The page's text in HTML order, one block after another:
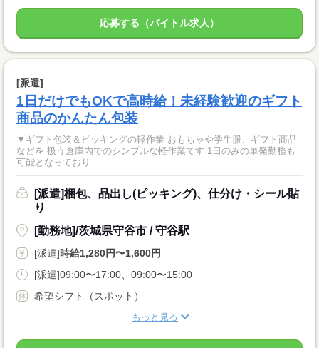
応募する（バイトル求人）
[派遣]
1日だけでもOKで高時給！未経験歓迎のギフト
商品のかんたん包装
▼ギフト包装＆ピッキングの軽作業 おもちゃや学生服、ギフト商品
などを 扱う倉庫内でのシンプルな軽作業です 1日のみの単発勤務も
可能となっており ...
[派遣]梱包、品出し(ピッキング)、仕分け・シール貼
り
[勤務地]/茨城県守谷市 / 守谷駅
[派遣]時給1,280円〜1,600円
[派遣]09:00〜17:00、09:00〜15:00
希望シフト（スポット）
もっと見る